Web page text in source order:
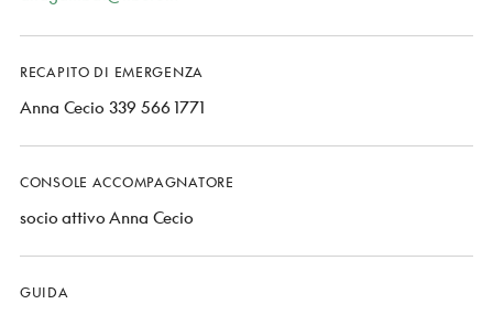
RECAPITO DI EMERGENZA
Anna Cecio 339 566 1771
CONSOLE ACCOMPAGNATORE
socio attivo Anna Cecio
GUIDA